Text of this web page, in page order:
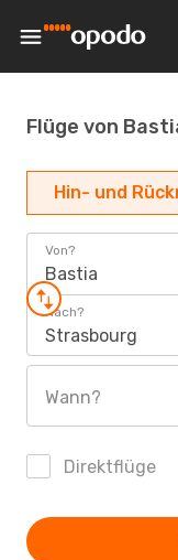
Flüge von
Hin- und
Von?
Bastia
Nach?
Strasbourg
Wann?
Direktflüge